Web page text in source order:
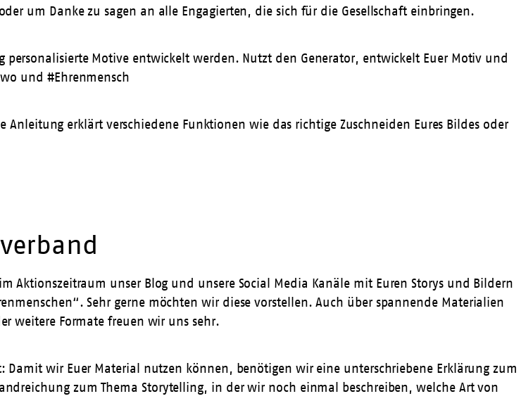
um Danke zu sagen an alle Engagierten, die sich für die Gesellschaft einbringen.
Motive entwickelt werden. Nutzt den Generator, entwickelt Euer Motiv und
und #Ehrenmensch
erklärt verschiedene Funktionen wie das richtige Zuschneiden Eures Bildes oder
Aktionszeitraum unser Blog und unsere Social Media Kanäle mit Euren Storys und Bildern
Sehr gerne möchten wir diese vorstellen. Auch über spannende Materialien
weitere Formate freuen wir uns sehr.
Damit wir Euer Material nutzen können, benötigen wir eine unterschriebene Erklärung zum
zum Thema Storytelling, in der wir noch einmal beschreiben, welche Art von